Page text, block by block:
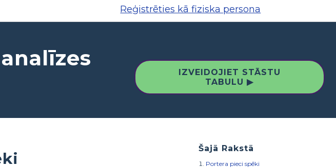
Reģistrēties kā fiziska persona
IZVEIDOJIET STĀSTU
TABULU ▶
Šajā Rakstā
Portera pieci spēki